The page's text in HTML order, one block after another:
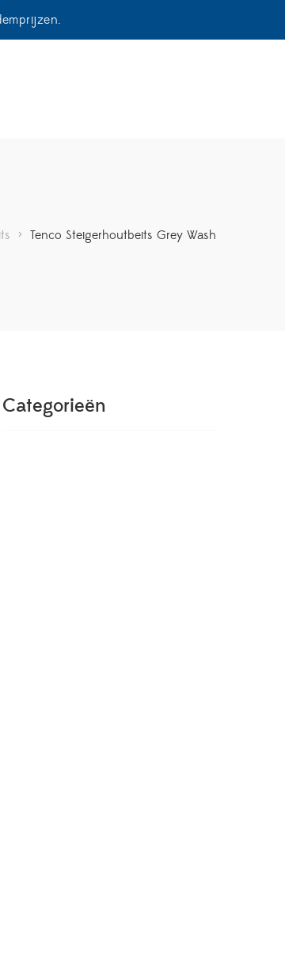
> Tenco Steigerhoutbeits Grey Wash
Categorieën